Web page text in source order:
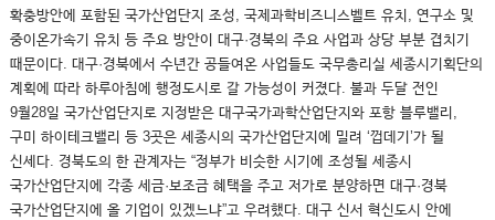
확충방안에 포함된 국가산업단지 조성, 국제과학비즈니스벨트 유치, 연구소 및
중이온가속기 유치 등 주요 방안이 대구·경북의 주요 사업과 상당 부분 겹치기
때문이다. 대구·경북에서 수년간 공들여온 사업들도 국무총리실 세종시기획단의
계획에 따라 하루아침에 행정도시로 갈 가능성이 커졌다. 불과 두달 전인
9월28일 국가산업단지로 지정받은 대구국가과학산업단지와 포항 블루밸리,
구미 하이테크밸리 등 3곳은 세종시의 국가산업단지에 밀려 ‘껍데기’가 될
신세다. 경북도의 한 관계자는 “정부가 비슷한 시기에 조성될 세종시
국가산업단지에 각종 세금·보조금 혜택을 주고 저가로 분양하면 대구·경북
국가산업단지에 올 기업이 있겠느냐”고 우려했다. 대구 신서 혁신도시 안에